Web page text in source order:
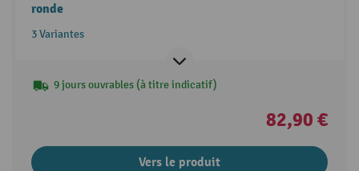
ronde
3 Variantes
9 jours ouvrables (à titre indicatif)
82,90 €
Vers le produit